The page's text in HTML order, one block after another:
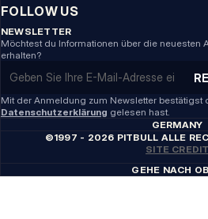
FOLLOW US
NEWSLETTER
Möchtest du Informationen über die neuesten
erhalten?
Mit der Anmeldung zum Newsletter bestätigst
Datenschutzerklärung gelesen hast.
GERMANY
©1997 - 2026 PITBULL ALLE
SITE
GEHE NACH